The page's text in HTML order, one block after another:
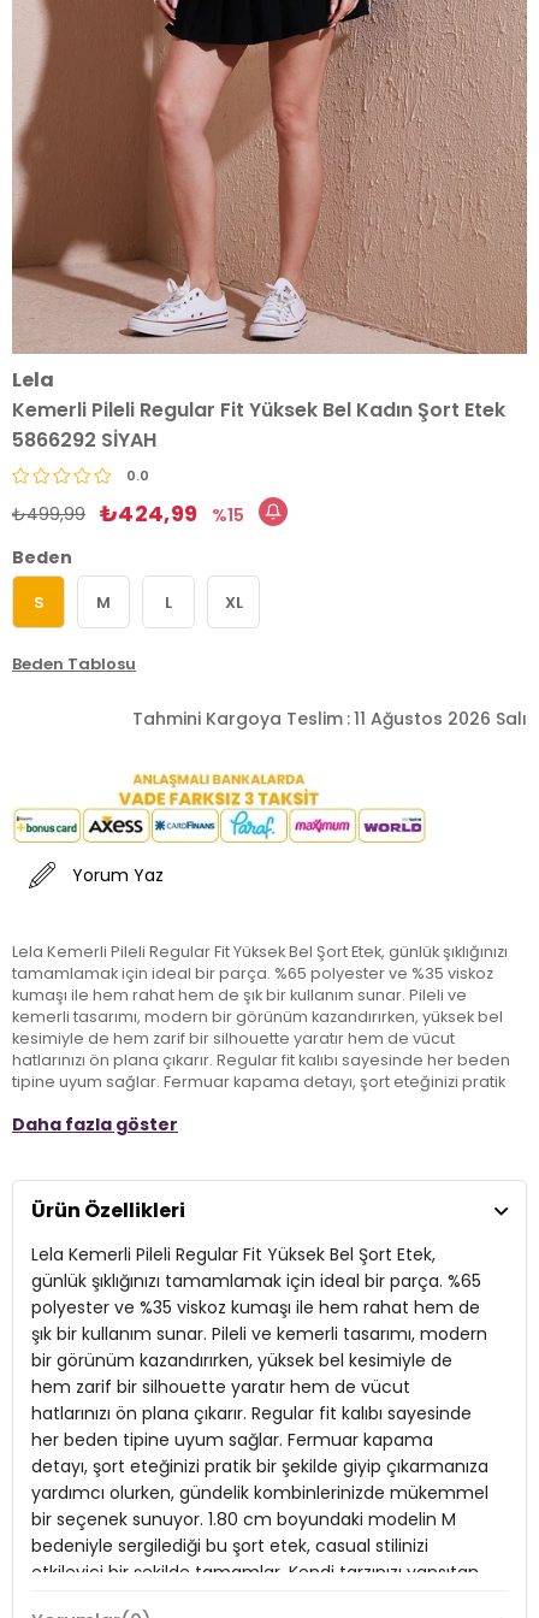
Lela
Kemerli Pileli Regular Fit Yüksek Bel Kadın Şort Etek
5866292 SİYAH
0.0
₺499,99 ₺424,99
15
Beden
S M L XL
Beden Tablosu
Tahmini Kargoya Teslim :11 Ağustos 2026 Salı
Yorum Yaz
Lela Kemerli Pileli Regular Fit Yüksek Bel Şort Etek, günlük şıklığınızı
tamamlamak için ideal bir parça. %65 polyester ve %35 viskoz
kumaşı ile hem rahat hem de şık bir kullanım sunar. Pileli ve
kemerli tasarımı, modern bir görünüm kazandırırken, yüksek bel
kesimiyle de hem zarif bir silhouette yaratır hem de vücut
hatlarınızı ön plana çıkarır. Regular fit kalıbı sayesinde her beden
tipine uyum sağlar. Fermuar kapama detayı, şort eteğinizi pratik
kombinlerinizde mükemmel bir seçenek sunuyor. 1.80 cm
parçayı dolabınıza ekleyerek, her anınızı daha özel hale
getirebilirsiniz.
Model:Şort Etek
Giyim Tarzı: Günlük/Casual
Materyal:% 65 Polyester % 35 Viskoz
Kapama Şekli:Fermuar
Kumaş Tipi: Belirtilmemiş
Boy:Standart
Kalıp Bilgisi: Regular Fit, Yüksek Bel
Daha fazla göster
Ürün Özellikleri
Lela Kemerli Pileli Regular Fit Yüksek Bel Şort Etek,
günlük şıklığınızı tamamlamak için ideal bir parça. %65
polyester ve %35 viskoz kumaşı ile hem rahat hem de
şık bir kullanım sunar. Pileli ve kemerli tasarımı, modern
bir görünüm kazandırırken, yüksek bel kesimiyle de
hem zarif bir silhouette yaratır hem de vücut
hatlarınızı ön plana çıkarır. Regular fit kalıbı sayesinde
her beden tipine uyum sağlar. Fermuar kapama
detayı, şort eteğinizi pratik bir şekilde giyip çıkarmanıza
yardımcı olurken, gündelik kombinlerinizde mükemmel
bir seçenek sunuyor. 1.80 cm boyundaki modelin M
bedeniyle sergilediği bu şort etek, casual stilinizi
etkileyici bir şekilde tamamlar. Kendi tarzınızı yansıtan